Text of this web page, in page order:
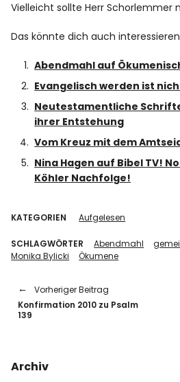
Vielleicht sollte Herr Schorlemmer
Das könnte dich auch
Abendmahl auf
Evangelisch werden ist
Neutestamentliche
ihrer Entstehung
Vom Kreuz mit dem
Nina Hagen auf Bibel TV!
Köhler Nachfolge!
KATEGORIEN Aufgelesen
SCHLAGWÖRTER Abendmahl
Monika Bylicki
Ökumene
Vorheriger Beitrag
Konfirmation 2010 zu Psalm
139
Archiv